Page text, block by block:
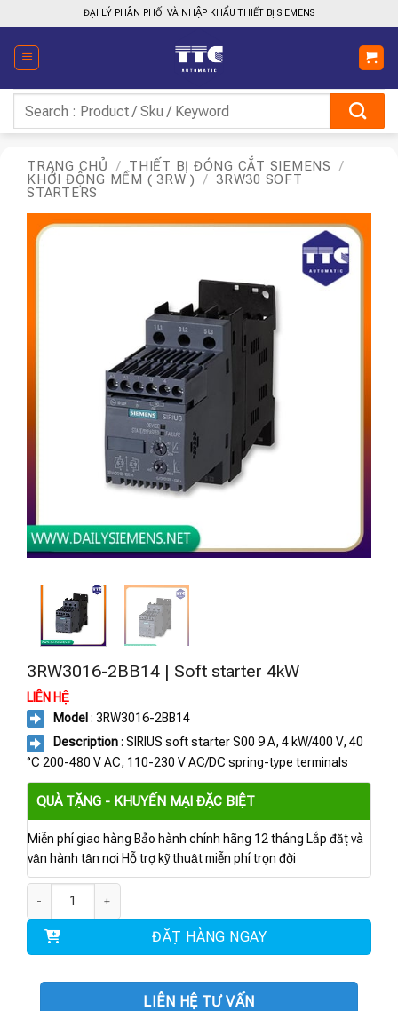
qua
nội
dung
ĐẠI LÝ PHÂN PHỐI VÀ NHẬP KHẨU THIẾT BỊ SIEMENS
kiếm:
TRANG CHỦ / THIẾT BỊ ĐÓNG CẮT SIEMENS
/
KHỞI ĐỘNG MỀM ( 3RW )
/ 3RW30 SOFT
STARTERS
3RW3016-2BB14 | Soft starter 4kW
LIÊN HỆ
Model : 3RW3016-2BB14
Description: SIRIUS soft starter S00 9 A, 4 kW/400 V, 40
°C 200-480 V AC, 110-230 V AC/DC spring-type terminals
QUÀ TẶNG - KHUYẾN MẠI ĐẶC BIỆT
Miễn phí giao hàng Bảo hành chính hãng 12 tháng Lắp đặt và
vận hành tận nơi Hỗ trợ kỹ thuật miễn phí trọn đời
ĐẶT HÀNG NGAY
LIÊN HỆ TƯ VẤN